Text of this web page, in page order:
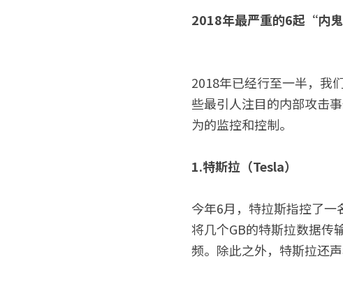
2018年最严重的6起“内
2018年已经行至一半，我
些最引人注目的内部攻击
为的监控和控制。
1.特斯拉（Tesla）
今年6月，特拉斯指控了
将几个GB的特斯拉数据传
频。除此之外，特斯拉还